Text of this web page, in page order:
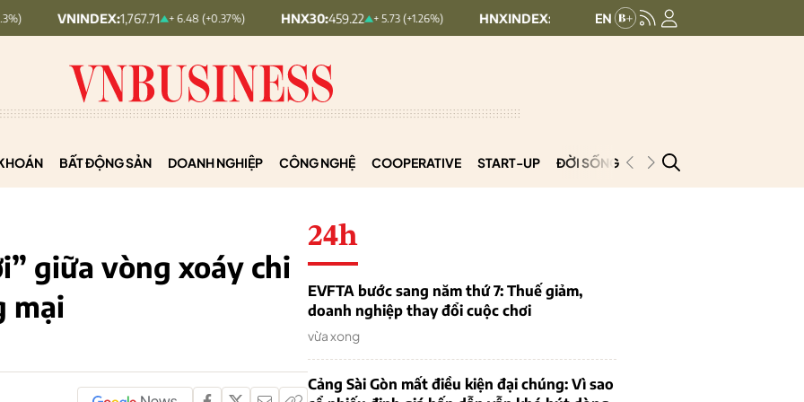
1,767.71 + 6.48 (+0.37%) HNX30: 459.22 + 5.73 (+1.26%) HNXINDEX:292.69 UPCOMINDEX:
BẤT ĐỘNG SẢN DOANH NGHIỆP CÔNG NGHỆ COOPERATIVE START-UP ĐỜI SỐNG PODCAST
giữa vòng xoáy chi
mại
24h
EVFTA bước sang năm thứ 7: Thuế giảm,
doanh nghiệp thay đổi cuộc chơi
vừa xong
Cảng Sài Gòn mất điều kiện đại chúng: Vì sao